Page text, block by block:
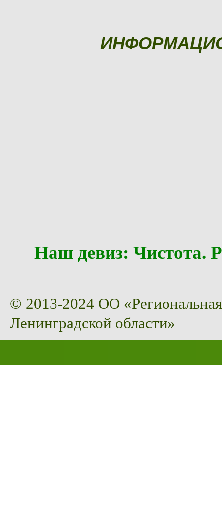
Наш девиз:
© 2013-2024 ОО
Ленинградской области»